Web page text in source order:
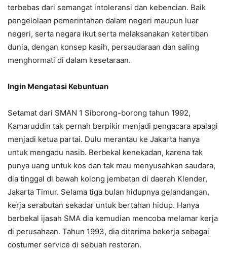
terbebas dari semangat intoleransi dan kebencian. Baik
pengelolaan pemerintahan dalam negeri maupun luar
negeri, serta negara ikut serta melaksanakan ketertiban
dunia, dengan konsep kasih, persaudaraan dan saling
menghormati di dalam kesetaraan.
Ingin Mengatasi Kebuntuan
Setamat dari SMAN 1 Siborong-borong tahun 1992,
Kamaruddin tak pernah berpikir menjadi pengacara apalagi
menjadi ketua partai. Dulu merantau ke Jakarta hanya
untuk mengadu nasib. Berbekal kenekadan, karena tak
punya uang untuk kos dan tak mau menyusahkan saudara,
dia tinggal di bawah kolong jembatan di daerah Klender,
Jakarta Timur. Selama tiga bulan hidupnya gelandangan,
kerja serabutan sekadar untuk bertahan hidup. Hanya
berbekal ijasah SMA dia kemudian mencoba melamar kerja
di perusahaan. Tahun 1993, dia diterima bekerja sebagai
costumer service di sebuah restoran.